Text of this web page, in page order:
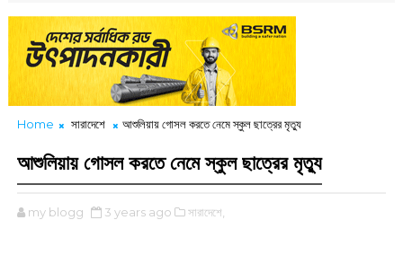
Home সারাদেশে আশুলিয়ায় গোসল করতে নেমে স্কুল ছাত্রের মৃত্যু
আশুলিয়ায় গোসল করতে নেমে স্কুল ছাত্রের মৃত্যু
my blogg 3 years ago সারাদেশে,